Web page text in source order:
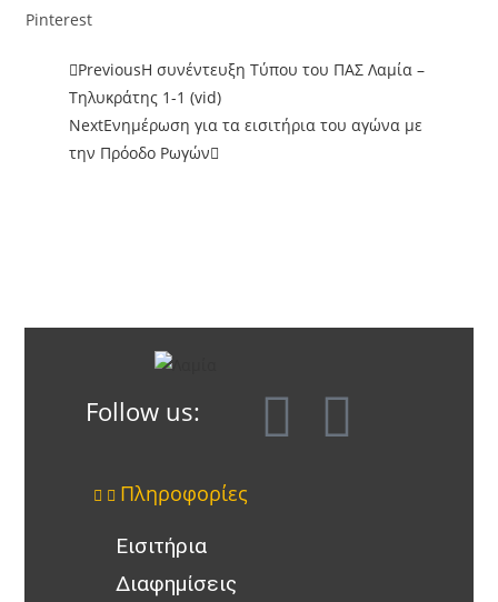
Pinterest
PreviousΗ συνέντευξη Τύπου του ΠΑΣ Λαμία –
Τηλυκράτης 1-1 (vid)
NextΕνημέρωση για τα εισιτήρια του αγώνα με
την Πρόοδο Ρωγών
Follow us:
Πληροφορίες
Εισιτήρια
Διαφημίσεις